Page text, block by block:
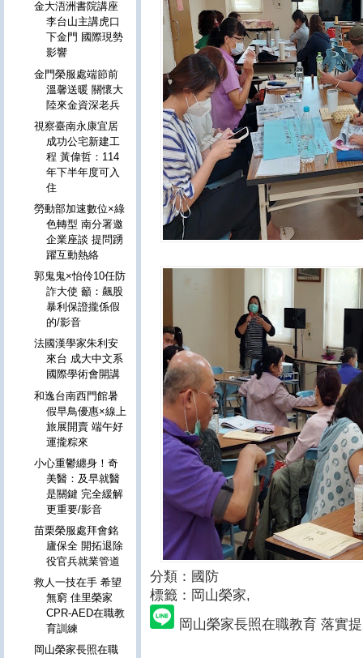
分類：國防
標籤：岡山榮家,
岡山榮家長照在職教育 落實
金大浯洲書院講座
李台山主講虎口
下金門 國際現勢
影響
金門榮服處端節前
溫馨送暖 關懷大
陸來金資深老兵
視察臺南永康宜居
成功公宅新建工
程 黃偉哲：114
年下半年度可入
住
勞動部加速數位×綠
色轉型 南分署邀
企業座談 提問踴
躍互動熱絡
郭鬼鬼×怡伶10任防
詐大使 籲：飆股
暴利保證攏係假
的/影音
法國漢學家朱利安
來台 成大中文系
國際學術會開講
和逸台南西門館暑
假早鳥優惠×線上
旅展開賣 端午好
運攏粽來
小心重鬱纏身！奇
美醫：及早就醫
是關鍵 完全緩解
更重要/影音
苗栗榮服處拜會銘
廬保全 開拓退除
役官兵就業管道
救人一技在手 希望
無窮 佳里榮家
CPR-AED在職教
育訓練
岡山榮家長照在職